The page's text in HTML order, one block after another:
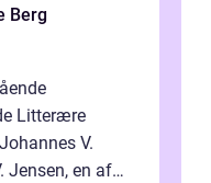
Berg
Litterære
V.
Jensen, en af